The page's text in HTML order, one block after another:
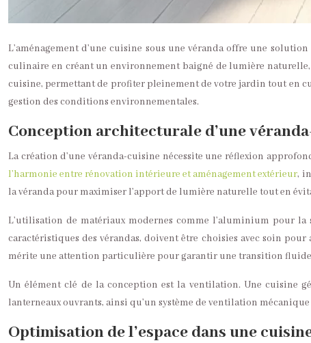
L’aménagement d’une cuisine sous une véranda offre une
culinaire en créant un environnement baigné de lumière
cuisine, permettant de profiter pleinement de votre jardin tout en
gestion des conditions environnementales.
Conception architecturale d’une
La création d’une véranda-cuisine nécessite une réflexion
l’harmonie entre rénovation intérieure et aménagement extérieur,
la véranda pour maximiser l’apport de lumière naturelle tout en
L’utilisation de matériaux modernes comme l’aluminium pour
caractéristiques des vérandas, doivent être choisies avec soin
mérite une attention particulière pour garantir une transition
Un élément clé de la conception est la ventilation. Une cuisine
lanterneaux ouvrants, ainsi qu’un système de ventilation
Optimisation de l’espace dans une